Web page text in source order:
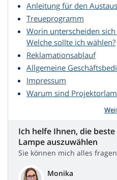
Anleitung für den
Treueprogramm
Worin unterscheiden
Welche sollte ich wählen?
Reklamationsablauf
Allgemeine
Impressum
Warum sind
Ich helfe Ihnen, die beste
Lampe auszuwählen
Sie können mich alles fragen
Monika